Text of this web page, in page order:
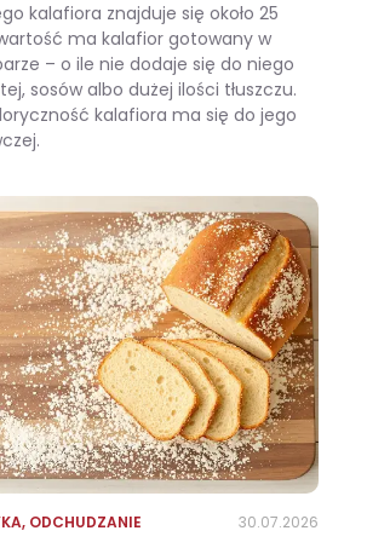
kalafiora znajduje się około 25
ma kalafior gotowany w
– o ile nie dodaje się do niego
sosów albo dużej ilości tłuszczu.
kalafiora ma się do jego
, ODCHUDZANIE 30.07.2026